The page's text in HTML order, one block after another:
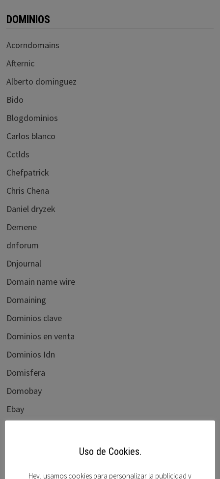
DOMINIOS
Acorndomains
Afternic
Alberto dominguez
Bido
Blogdominios
Carlos blanco
Cctlds
Chefpatrick
Chris Chena
Daniel dryzek
Demene
dnforum
Dnjournal
Domain name wire
Domaining
Dominios clave
Dominios en venta
Dominios Idn
Domisfera
Domobay
Ebay
Uso de Cookies.
Hey, usamos cookies para personalizar la publicidad y